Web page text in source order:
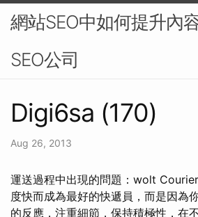
網站SEO中如何提升內
SEO公司
Digi6sa (170)
Aug 26, 2013
運送過程中出現的問題：wolt
度快而成為最好的快遞員，而是因為
的反應，注重細節，保持積極性，在